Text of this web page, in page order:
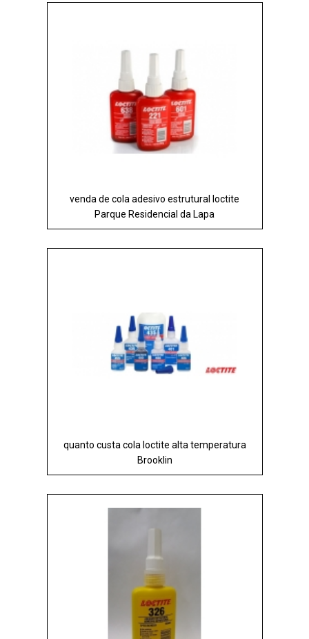
venda de cola adesivo estrutural loctite
Parque Residencial da Lapa
quanto custa cola loctite alta temperatura
Brooklin